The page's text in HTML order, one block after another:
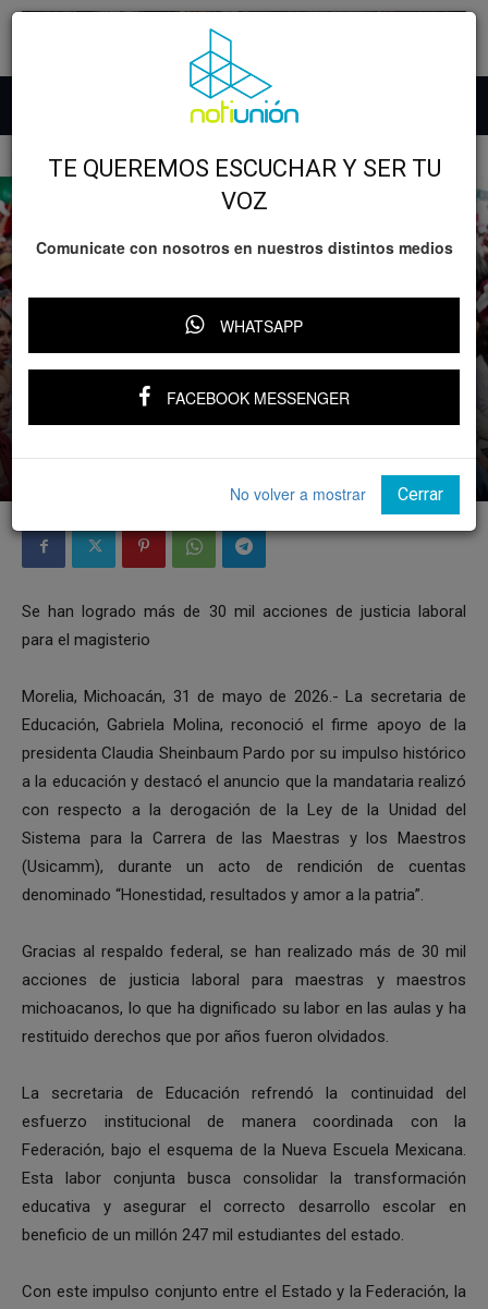
GOBIERNO
Destaca Gabriela Molina derogación de
la Ley de Usicamm y avances educativos
Se han logrado más de 30 mil acciones de justicia laboral
para el magisterio
Morelia, Michoacán, 31 de mayo de 2026.- La secretaria de
Educación, Gabriela Molina, reconoció el firme apoyo de la
presidenta Claudia Sheinbaum Pardo por su impulso histórico
a la educación y destacó el anuncio que la mandataria realizó
con respecto a la derogación de la Ley de la Unidad del
Sistema para la Carrera de las Maestras y los Maestros
(Usicamm), durante un acto de rendición de cuentas
denominado “Honestidad, resultados y amor a la patria”.
Gracias al respaldo federal, se han realizado más de 30 mil
acciones de justicia laboral para maestras y maestros
michoacanos, lo que ha dignificado su labor en las aulas y ha
restituido derechos que por años fueron olvidados.
La secretaria de Educación refrendó la continuidad del
esfuerzo institucional de manera coordinada con la
Federación, bajo el esquema de la Nueva Escuela Mexicana.
Esta labor conjunta busca consolidar la transformación
educativa y asegurar el correcto desarrollo escolar en
beneficio de un millón 247 mil estudiantes del estado.
Con este impulso conjunto entre el Estado y la Federación, la
TE QUEREMOS ESCUCHAR Y SER TU
VOZ
Comunicate con nosotros en nuestros distintos medios
WHATSAPP
FACEBOOK MESSENGER
No volver a mostrar Cerrar